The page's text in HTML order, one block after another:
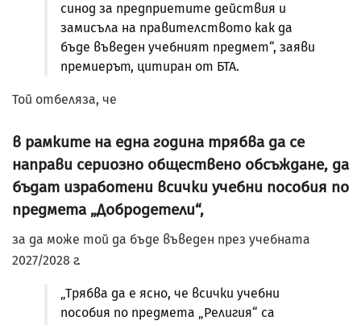
синод за предприетите действия и
замисъла на правителството как да
бъде въведен учебният предмет“, заяви
премиерът, цитиран от БТА.
Той отбеляза, че
в рамките на една година трябва да се
направи сериозно обществено обсъждане, да
бъдат изработени всички учебни пособия по
предмета „Добродетели“,
за да може той да бъде въведен през учебната
2027/2028 г.
„Трябва да е ясно, че всички учебни
пособия по предмета „Религия“ са